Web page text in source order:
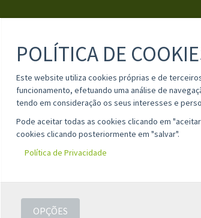
MATERIAL ESCOLAR
POLÍTICA DE
Este website utiliza cookies próprias e de
funcionamento, efetuando uma análise de
tendo em consideração os seus interesses e
Pode aceitar todas as cookies clicando em
cookies clicando posteriormente em "salvar".
Política de Privacidade
OPÇÕES